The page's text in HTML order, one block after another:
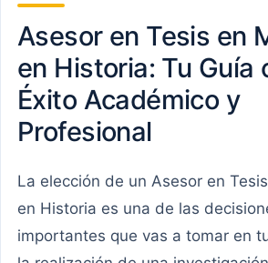
Asesor en Tesis en
en Historia: Tu Guía
Éxito Académico y
Profesional
La elección de un Asesor en
en Historia es una de las
importantes que vas a tomar en